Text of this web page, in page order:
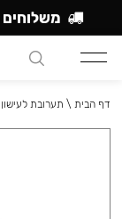
דף הבית \ תערובת לעישון
משלוחים